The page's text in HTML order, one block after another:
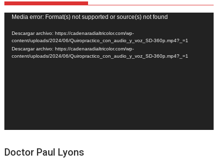
Reproductor
de
vídeo
Media error: Format(s) not supported or source(s) not found
Descargar archivo: https://cadenaradialtricolor.com/wp-
content/uploads/2024/06/Quiropractico_con_audio_y_voz_SD-360p.mp4?_=1
Descargar archivo: https://cadenaradialtricolor.com/wp-
content/uploads/2024/06/Quiropractico_con_audio_y_voz_SD-360p.mp4?_=1
Doctor Paul Lyons